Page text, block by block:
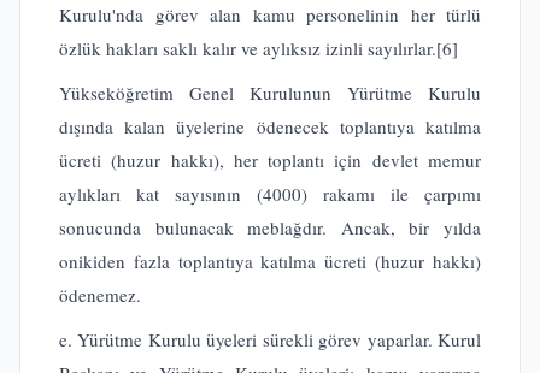
Kurulu'nda görev alan kamu personelinin her türlü
özlük hakları saklı kalır ve aylıksız izinli sayılırlar.[6]
Yükseköğretim Genel Kurulunun Yürütme Kurulu
dışında kalan üyelerine ödenecek toplantıya katılma
ücreti (huzur hakkı), her toplantı için devlet memur
aylıkları kat sayısının (4000) rakamı ile çarpımı
sonucunda bulunacak meblağdır. Ancak, bir yılda
onikiden fazla toplantıya katılma ücreti (huzur hakkı)
ödenemez.
e. Yürütme Kurulu üyeleri sürekli görev yaparlar. Kurul